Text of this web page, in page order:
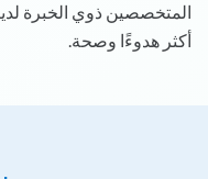
المتخصصين ذوي الخبرة
أكثر هدوءًا وصحة.